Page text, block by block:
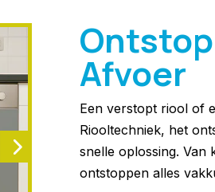
Afvoer
Een verstopt riool of
Riooltechniek, het
snelle oplossing. Van
ontstoppen alles